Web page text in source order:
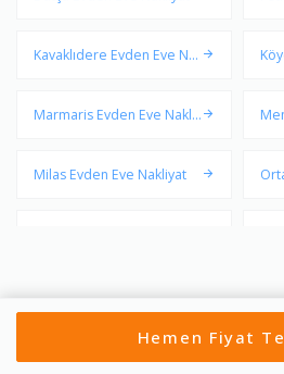
Kavaklıdere Evden Eve Na
Marmaris Evden Eve Nakliy
Milas Evden Eve Nakliyat
Yatağan Evden Eve Nakliya
Hemen Fiyat